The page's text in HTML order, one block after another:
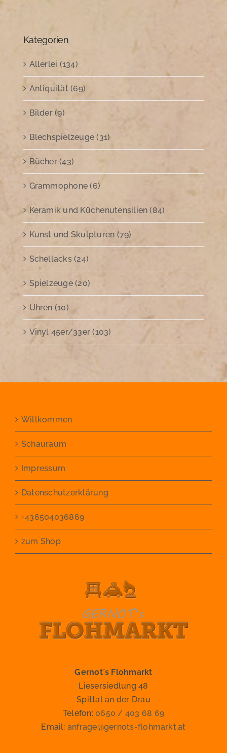
Kategorien
Allerlei (134)
Antiquität (69)
Bilder (9)
Blechspielzeuge (31)
Bücher (43)
Grammophone (6)
Keramik und Küchenutensilien (84)
Kunst und Skulpturen (79)
Schellacks (24)
Spielzeuge (20)
Uhren (10)
Vinyl 45er/33er (103)
Willkommen
Schauraum
Impressum
Datenschutzerklärung
+436504036869
zum Shop
Gernot´s Flohmarkt
Liesersiedlung 48
Spittal an der Drau
Telefon: 0650 / 403 68 69
Email: anfrage@gernots-flohmarkt.at